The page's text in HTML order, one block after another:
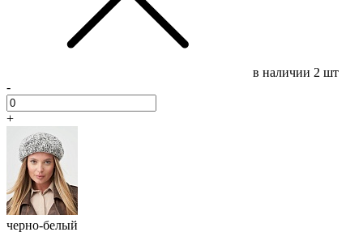
в наличии 2 шт
-
+
черно-белый